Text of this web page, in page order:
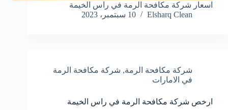
اسعار شركة مكافحة الرمة في راس الخيمة
Elsharq Clean
10 سبتمبر، 2023
شركة مكافحة الرمة, شركة مكافحة الرمة
في الامارات
ارخص شركة مكافحة الرمة في راس الخيمة